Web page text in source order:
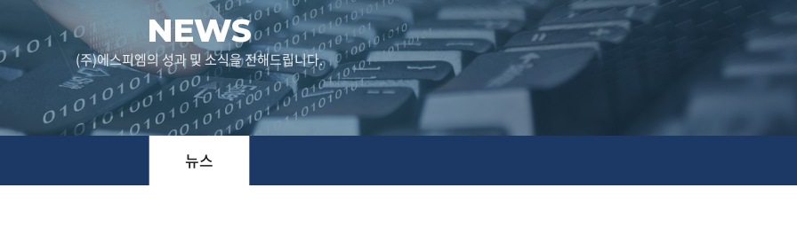
NEWS
(주)에스피엠의 성과 및 소식을 전해드립니다.
뉴스